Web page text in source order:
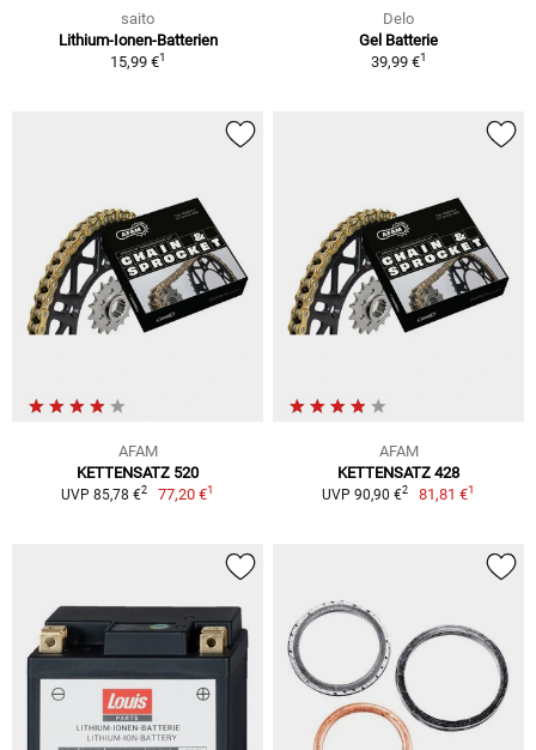
saito
Lithium-Ionen-Batterien
15,99 €1
Delo
Gel Batterie
39,99 €1
AFAM
KETTENSATZ 520
UVP 85,78 €2 77,20 €1
AFAM
KETTENSATZ 428
UVP 90,90 €2 81,81 €1